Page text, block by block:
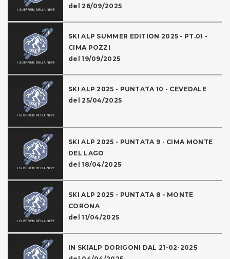
del 26/09/2025
SKI ALP SUMMER EDITION 2025 - PT.01 -
CIMA POZZI
del 19/09/2025
SKI ALP 2025 - PUNTATA 10 - CEVEDALE
del 25/04/2025
SKI ALP 2025 - PUNTATA 9 - CIMA MONTE
DEL LAGO
del 18/04/2025
SKI ALP 2025 - PUNTATA 8 - MONTE
CORONA
del 11/04/2025
IN SKIALP DORIGONI DAL 21-02-2025